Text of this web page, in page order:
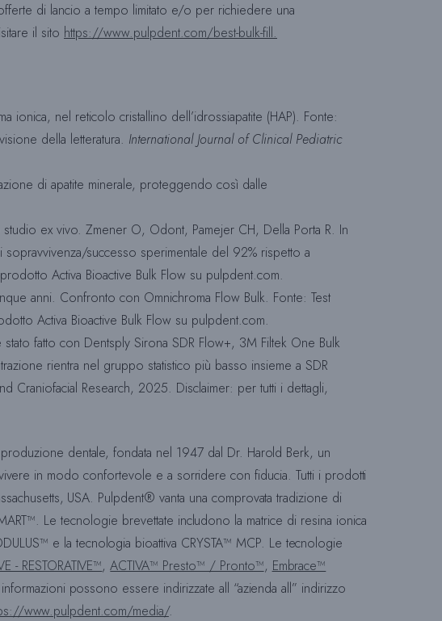
di lancio a tempo limitato e/o per richiedere una
il sito https://www.pulpdent.com/best-bulk-fill.
ionica, nel reticolo cristallino dell’idrossiapatite (HAP). Fonte:
della letteratura. International Journal of Clinical Pediatric
di apatite minerale, proteggendo così dalle
ex vivo. Zmener O, Odont, Pamejer CH, Della Porta R. In
successo sperimentale del 92% rispetto a
Activa Bioactive Bulk Flow su pulpdent.com.
anni. Confronto con Omnichroma Flow Bulk. Fonte: Test
Activa Bioactive Bulk Flow su pulpdent.com.
fatto con Dentsply Sirona SDR Flow+, 3M Filtek One Bulk
rientra nel gruppo statistico più basso insieme a SDR
Craniofacial Research, 2025. Disclaimer: per tutti i dettagli,
dentale, fondata nel 1947 dal Dr. Harold Berk, un
in modo confortevole e a sorridere con fiducia. Tutti i prodotti
USA. Pulpdent® vanta una comprovata tradizione di
Le tecnologie brevettate includono la matrice di resina ionica
e la tecnologia bioattiva CRYSTA™ MCP. Le tecnologie
- RESTORATIVE™,ACTIVA™ Presto™ / Pronto™, Embrace™
possono essere indirizzate all “azienda all” indirizzo
www.pulpdent.com/media/.